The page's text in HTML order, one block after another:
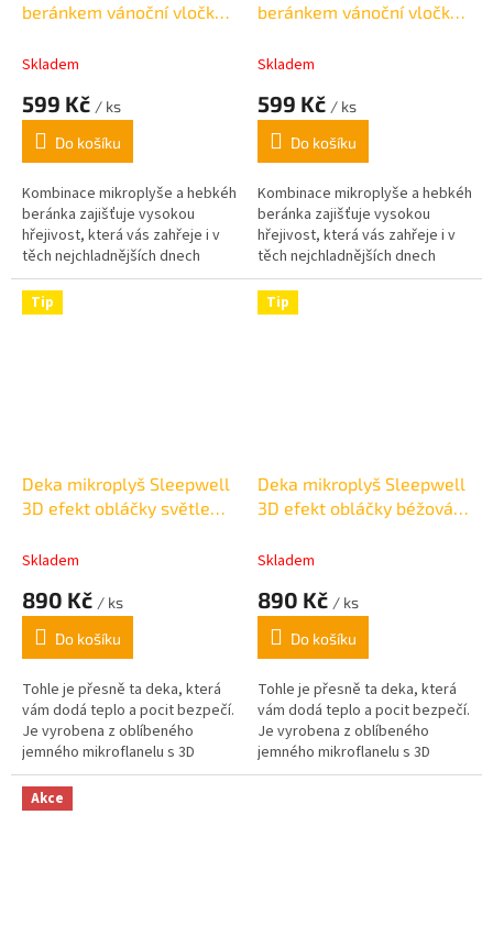
beránkem vánoční vločky
Skladem
599 Kč / ks
Do košíku
Kombinace mikroplyše a hebkého
beránka zajišťuje vysokou
hřejivost, která vás zahřeje i v
těch nejchladnějších dnech
beránkem vánoční vločky
Skladem
599 Kč / ks
Do košíku
Kombinace mikroplyše a hebkého
beránka zajišťuje vysokou
hřejivost, která vás zahřeje i v
těch nejchladnějších dnech
Tip
Deka mikroplyš Sleepwell
3D efekt obláčky světle
Skladem
890 Kč / ks
Do košíku
Tohle je přesně ta deka, která
vám dodá teplo a pocit bezpečí.
Je vyrobena z oblíbeného
jemného mikroflanelu s 3D
efektem malých obláčků, je
sešitá ze dvou vrstev, vždy ve
stejné barvě.
Tip
Deka mikroplyš Sleepwell
3D efekt obláčky béžová
Skladem
890 Kč / ks
Do košíku
Tohle je přesně ta deka, která
vám dodá teplo a pocit bezpečí.
Je vyrobena z oblíbeného
jemného mikroflanelu s 3D
efektem malých obláčků, je
Akce